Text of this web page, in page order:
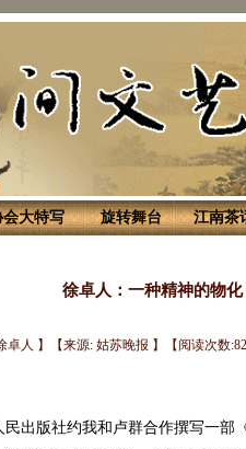
会大特写 旋转舞台 江南茶
徐卓人：一种精神的物化
卓人 】【来源: 姑苏晚报 】【阅读次数
版社约我和卢群合作撰写一部